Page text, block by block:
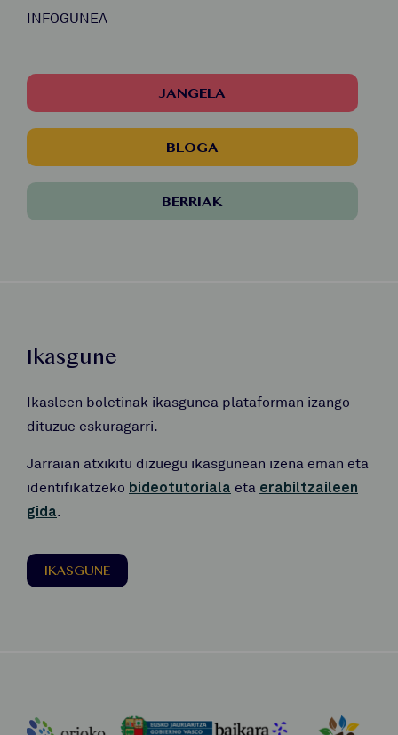
INFOGUNEA
JANGELA
BLOGA
BERRIAK
Ikasgune
Ikasleen boletinak ikasgunea plataforman izango
dituzue eskuragarri.
Jarraian atxikitu dizuegu ikasgunean izena eman eta
identifikatzeko bideotutoriala eta erabiltzaileen
gida.
IKASGUNE